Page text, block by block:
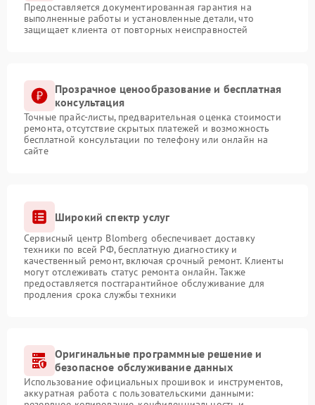
Предоставляется документированная гарантия на
выполненные работы и установленные детали, что
защищает клиента от повторных неисправностей
Прозрачное ценообразование и бесплатная
консультация
Точные прайс-листы, предварительная оценка стоимости
ремонта, отсутствие скрытых платежей и возможность
бесплатной консультации по телефону или онлайн на
сайте
Широкий спектр услуг
Сервисный центр Blomberg обеспечивает доставку
техники по всей РФ, бесплатную диагностику и
качественный ремонт, включая срочный ремонт. Клиенты
могут отслеживать статус ремонта онлайн. Также
предоставляется постгарантийное обслуживание для
продления срока службы техники
Оригинальные программные решение и
безопасное обслуживание данных
Использование официальных прошивок и инструментов,
аккуратная работа с пользовательскими данными: